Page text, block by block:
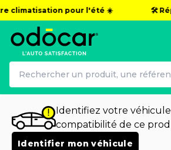
climatisation pour l'été ☀️ 🛠️
Identifiez votre
compatibilité de ce
Identifier mon véhicule